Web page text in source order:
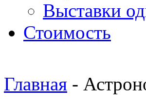
Выставки
Стоимость
Главная -